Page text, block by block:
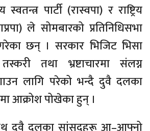
स्वतन्त्र पार्टी (रास्वपा) र राष्ट्रिय
ले सोमबारको प्रतिनिधिसभा
छन् । सरकार भिजिट भिसा
तथा भ्रष्टाचारमा संलग्न
लागि परेको भन्दै दुवै दलका
आक्रोश पोखेका हुन् ।